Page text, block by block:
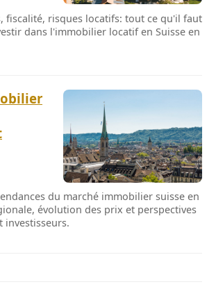
fiscalité, risques locatifs: tout ce qu'il faut
dans l'immobilier locatif en Suisse en
du marché immobilier suisse en
évolution des prix et perspectives
investisseurs.